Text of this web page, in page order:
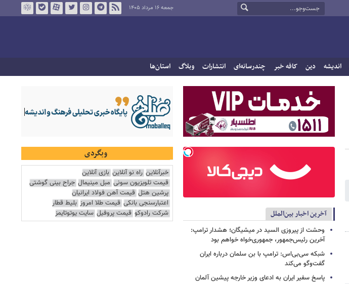
جمعه ۱۶ مرداد ۱۴۰۵
اندیشه دین کافه خبر چندرسانه‌ای انتشارات وبلاگ استان‌ها
آخرین اخبار بین‌الملل
وحشت از پیروزی السید در میشیگان؛ هشدار ترامپ:
آخرین رئیس‌جمهور، جمهوری‌خواه خواهم بود
شبکه سی‌بی‌اس: ترامپ با بن سلمان درباره ایران
گفت‌وگو می‌کند
پاسخ سفیر ایران به ادعای وزیر خارجه پیشین آلمان
وبگردی
خبرآنلاین راه نو آنلاین بازی آنلاین
قیمت تلویزیون سونی مبل مینیمال جراح بینی گوشتی
پرشین هتل قیمت آهن فولاد ایرانیان
اعتبارسنجی بانکی قیمت طلا امروز بلیط قطار
شرکت رادوکو قیمت پروفیل سایت یوتوتایمز